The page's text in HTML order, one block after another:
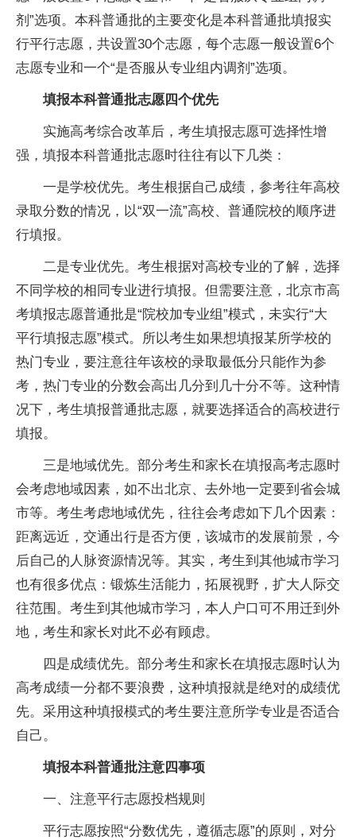
剂”选项。本科普通批的主要变化是本科普通批填报实
行平行志愿，共设置30个志愿，每个志愿一般设置6个
志愿专业和一个“是否服从专业组内调剂”选项。
填报本科普通批志愿四个优先
实施高考综合改革后，考生填报志愿可选择性增
强，填报本科普通批志愿时往往有以下几类：
一是学校优先。考生根据自己成绩，参考往年高校
录取分数的情况，以“双一流”高校、普通院校的顺序进
行填报。
二是专业优先。考生根据对高校专业的了解，选择
不同学校的相同专业进行填报。但需要注意，北京市高
考填报志愿普通批是“院校加专业组”模式，未实行“大
平行填报志愿”模式。所以考生如果想填报某所学校的
热门专业，要注意往年该校的录取最低分只能作为参
考，热门专业的分数会高出几分到几十分不等。这种情
况下，考生填报普通批志愿，就要选择适合的高校进行
填报。
三是地域优先。部分考生和家长在填报高考志愿时
会考虑地域因素，如不出北京、去外地一定要到省会城
市等。考生考虑地域优先，往往会考虑如下几个因素：
距离远近 ，交通出行是否方便，该城市的发展前景，今
后自己的人脉资源情况等。其实，考生到其他城市学习
也有很多优点：锻炼生活能力，拓展视野，扩大人际交
往范围。考生到其他城市学习 ，本人户口可不用迁到外
地，考生和家长对此不必有顾虑。
四是成绩优先。部分考生和家长在填报志愿时认为
高考成绩一分都不要浪费，这种填报就是绝对的成绩优
先。采用这种填报模式的考生要注意所学专业是否适合
自己。
填报本科普通批注意四事项
一、注意平行志愿投档规则
平行志愿按照“分数优先，遵循志愿”的原则，对分